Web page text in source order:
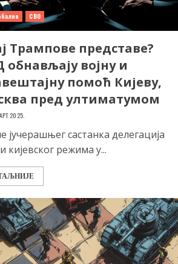
СВО
Трампове представе?
обнављају војну и
помоћ Кијеву,
пред ултиматумом
2025.
јучерашњег састанка делегација
кијевског режима у...